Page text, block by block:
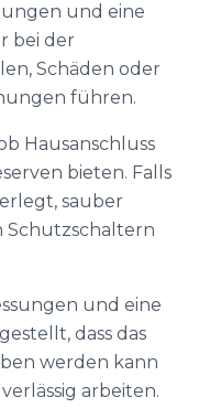
und eine
bei der
Schäden oder
führen.
Hausanschluss
bieten. Falls
sauber
Schutzschaltern
und eine
dass das
werden kann
arbeiten.